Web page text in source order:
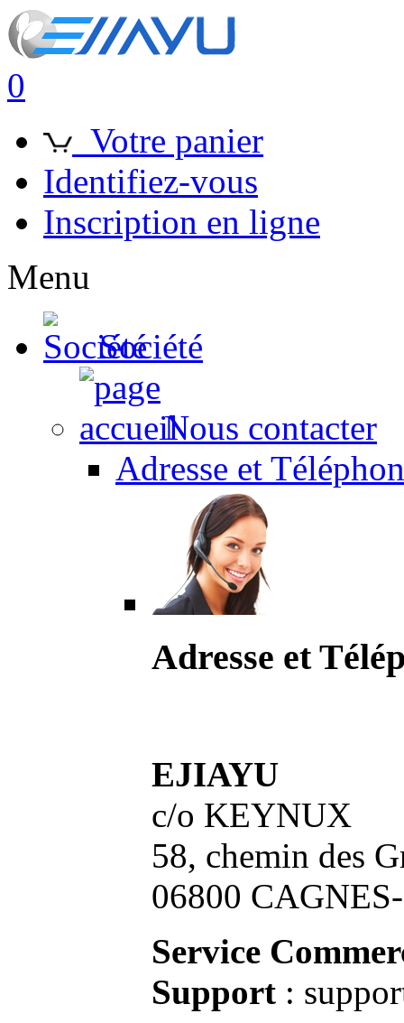
0
Votre panier
Identifiez-vous
Inscription en ligne
Menu
Société
Nous contacter
Adresse et
Adresse et
EJIAYU
c/o KEYNUX
58, chemin des
06800
Service
Support :